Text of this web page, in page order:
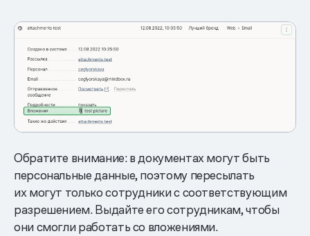
Обратите внимание: в документах могут быть
персональные данные, поэтому пересылать
их могут только сотрудники с соответствующим
разрешением. Выдайте его сотрудникам, чтобы
они смогли работать со вложениями.